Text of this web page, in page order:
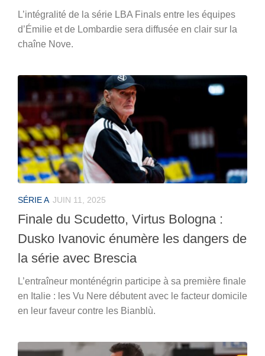
L’intégralité de la série LBA Finals entre les équipes
d’Émilie et de Lombardie sera diffusée en clair sur la
chaîne Nove.
SÉRIE A JUIN 11, 2025
Finale du Scudetto, Virtus Bologna :
Dusko Ivanovic énumère les dangers de
la série avec Brescia
L’entraîneur monténégrin participe à sa première finale
en Italie : les Vu Nere débutent avec le facteur domicile
en leur faveur contre les Bianblù.